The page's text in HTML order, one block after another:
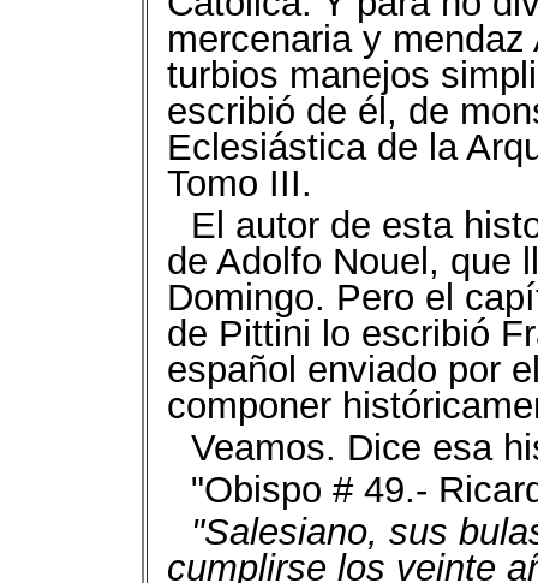
mercenaria y
turbios manejos
escribió de él, de
Eclesiástica de la
Tomo III.
El autor de esta
de Adolfo Nouel, que
Domingo. Pero el
de Pittini lo escribió
español enviado por
componer
Veamos. Dice esa
"Obispo # 49.-
"Salesiano, sus
cumplirse los veinte